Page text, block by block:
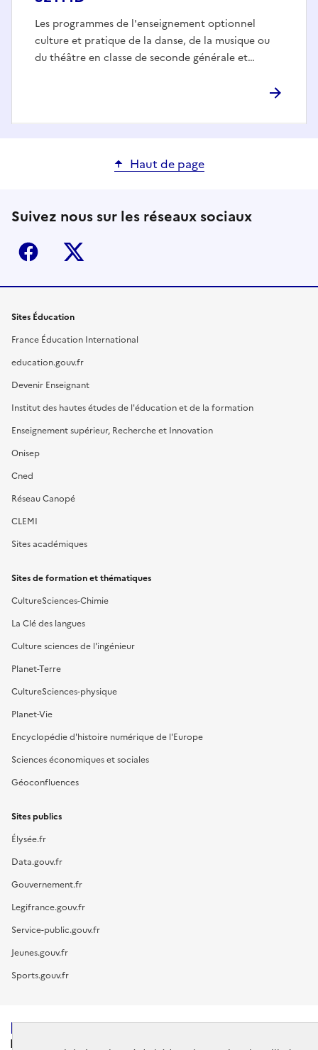
Les programmes de l'enseignement optionnel
culture et pratique de la danse, de la musique ou
du théâtre en classe de seconde générale et…
Haut de page
Suivez nous sur les réseaux sociaux
Facebook
Sites Éducation
France Éducation International
education.gouv.fr
Devenir Enseignant
Institut des hautes études de l'éducation et de la formation
Enseignement supérieur, Recherche et Innovation
Onisep
Cned
Réseau Canopé
CLEMI
Sites académiques
Sites de formation et thématiques
CultureSciences-Chimie
La Clé des langues
Culture sciences de l'ingénieur
Planet-Terre
CultureSciences-physique
Planet-Vie
Encyclopédie d'histoire numérique de l'Europe
Sciences économiques et sociales
Géoconfluences
Sites publics
Élysée.fr
Data.gouv.fr
Gouvernement.fr
Legifrance.gouv.fr
Service-public.gouv.fr
Jeunes.gouv.fr
Sports.gouv.fr
MINISTÈRE